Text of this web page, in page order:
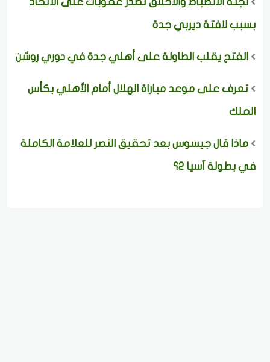
بسبب لافتة ديربي جدة
الفتح يقلب الطاولة على أهلي جدة في دوري روشن
تعرف على موعد مباراة الهلال أمام الأهلي بكأس
الملك
ماذا قال جيسوس بعد تحقيق النصر للعلامة الكاملة
في بطولة آسيا 2؟